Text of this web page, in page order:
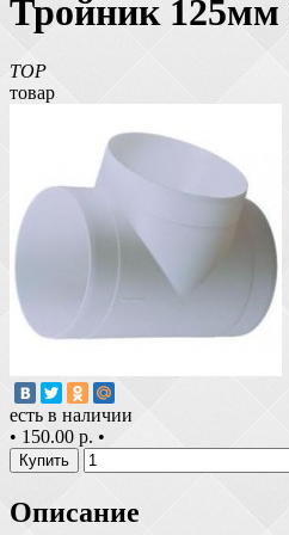
Тройник 125мм
TOP
товар
есть в наличии
• 150.00 р. •
Купить
Описание